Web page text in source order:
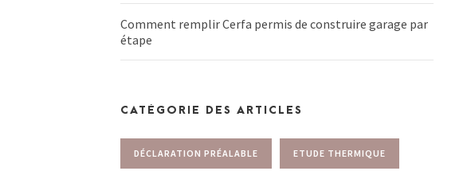
Comment remplir Cerfa permis de construire garage par
étape
CATÉGORIE DES ARTICLES
DÉCLARATION PRÉALABLE ETUDE THERMIQUE